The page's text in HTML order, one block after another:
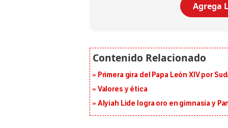
Agrega
Primera gira del Papa León XIV por
Valores y ética
Alyiah Lide logra oro en gimnasia y